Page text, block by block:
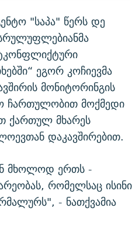
"საპა" წერს დე
ეგორ კოჩიევმა
მონიტორინგის
ჩართულობით მოქმედი
ქართულ მხარეს
დაკავშირებით.
მხოლოდ ერთს -
რომელსაც ისინი
- ნათქვამია